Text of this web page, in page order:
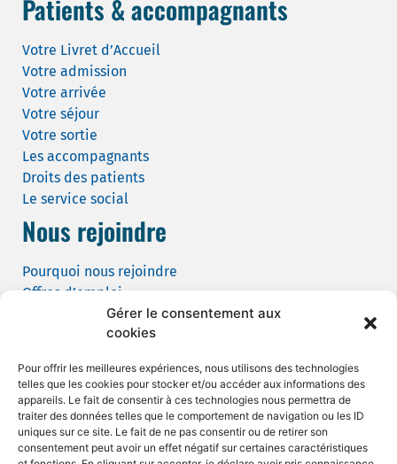
Gérer le consentement aux
cookies
Pour offrir les meilleures expériences, nous utilisons des technologies
telles que les cookies pour stocker et/ou accéder aux informations des
appareils. Le fait de consentir à ces technologies nous permettra de
traiter des données telles que le comportement de navigation ou les ID
uniques sur ce site. Le fait de ne pas consentir ou de retirer son
consentement peut avoir un effet négatif sur certaines caractéristiques
Patients & accompagnants
Votre Livret d’Accueil
Votre admission
Votre arrivée
Votre séjour
Votre sortie
Les accompagnants
Droits des patients
Le service social
Nous rejoindre
Pourquoi nous rejoindre
Offres d’emploi
Candidature spontanée
Demande de tournage